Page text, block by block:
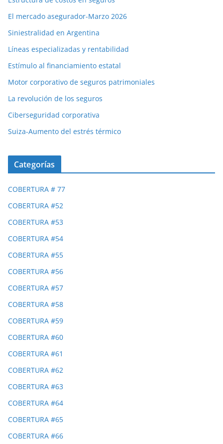
El mercado asegurador-Marzo 2026
Siniestralidad en Argentina
Líneas especializadas y rentabilidad
Estímulo al financiamiento estatal
Motor corporativo de seguros patrimoniales
La revolución de los seguros
Ciberseguridad corporativa
Suiza-Aumento del estrés térmico
Categorías
COBERTURA # 77
COBERTURA #52
COBERTURA #53
COBERTURA #54
COBERTURA #55
COBERTURA #56
COBERTURA #57
COBERTURA #58
COBERTURA #59
COBERTURA #60
COBERTURA #61
COBERTURA #62
COBERTURA #63
COBERTURA #64
COBERTURA #65
COBERTURA #66